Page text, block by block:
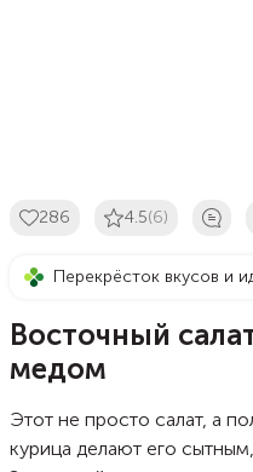
286 4.5(6)
Перекрёсток вкусов и
Восточный
медом
Этот не просто салат, а
курица делают его